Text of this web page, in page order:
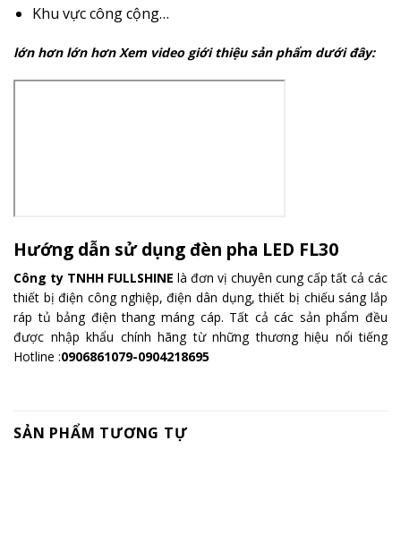
Khu vực công cộng…
lớn hơn lớn hơn Xem video giới thiệu sản phẩm dưới đây:
Hướng dẫn sử dụng đèn pha LED FL30
Công ty TNHH FULLSHINE là đơn vị chuyên cung cấp tất cả các
thiết bị điện công nghiệp, điện dân dụng, thiết bị chiếu sáng lắp
ráp tủ bảng điện thang máng cáp. Tất cả các sản phẩm đều
được nhập khẩu chính hãng từ những thương hiệu nổi tiếng
Hotline :0906861079-0904218695
SẢN PHẨM TƯƠNG TỰ